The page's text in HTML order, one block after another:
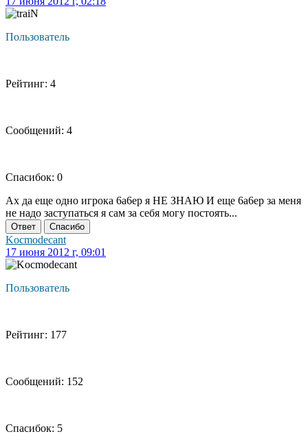
Пользователь
Рейтинг: 4
Сообщений: 4
Спасибок: 0
Ах да еще одно игрока 6a6ep я НЕ ЗНАЮ И еще 6a6ep за меня
не надо заступаться я сам за себя могу постоять...
Ответ Спасибо
Kocmodecant
17 июня 2012 г, 09:01
Пользователь
Рейтинг: 177
Сообщений: 152
Спасибок: 5